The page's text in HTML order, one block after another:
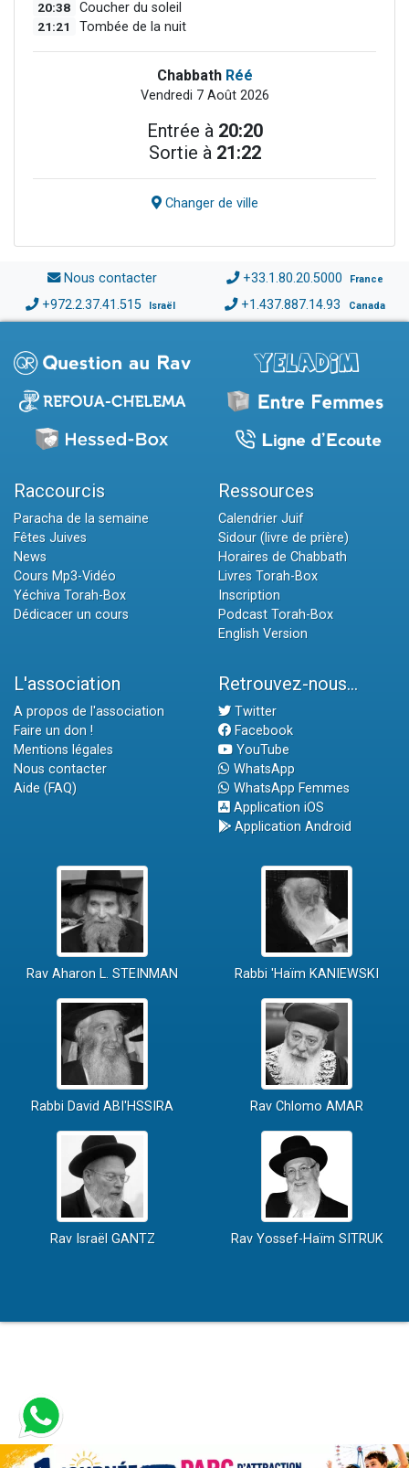
20:38 Coucher du soleil
21:21 Tombée de la nuit
Chabbath Réé
Vendredi 7 Août 2026
Entrée à 20:20
Sortie à 21:22
Changer de ville
Nous contacter +33.1.80.20.5000 France
+972.2.37.41.515 Israël +1.437.887.14.93 Canada
Raccourcis
Paracha de la semaine
Fêtes Juives
News
Cours Mp3-Vidéo
Yéchiva Torah-Box
Dédicacer un cours
Ressources
Calendrier Juif
Sidour (livre de prière)
Horaires de Chabbath
Livres Torah-Box
Inscription
Podcast Torah-Box
English Version
L'association
A propos de l'association
Faire un don !
Mentions légales
Nous contacter
Aide (FAQ)
Retrouvez-nous...
Twitter
Facebook
YouTube
WhatsApp
WhatsApp Femmes
Application iOS
Application Android
Rav Aharon L. STEINMAN Rabbi 'Haïm KANIEWSKI
Rabbi David ABI'HSSIRA Rav Chlomo AMAR
Rav Israël GANTZ Rav Yossef-Haïm SITRUK